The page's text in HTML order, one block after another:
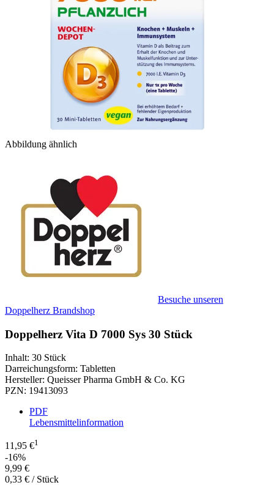
Abbildung ähnlich
Besuche unseren
Doppelherz Brandshop
Doppelherz Vita D 7000 Sys 30 Stück
Inhalt: 30 Stück
Darreichungsform: Tabletten
Hersteller: Queisser Pharma GmbH & Co. KG
PZN: 19413093
PDF
Lebensmittelinformation
11,95 €1
-16%
9,99 €
0,33 € / Stück